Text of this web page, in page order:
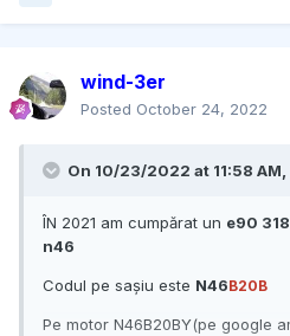
wind-3er
Posted October 24, 2022
On 10/23/2022 at 11:58 AM,
ÎN 2021 am cumpărat un e90
n46
Codul pe sașiu este N46B20B
Pe motor N46B20BY(pe google